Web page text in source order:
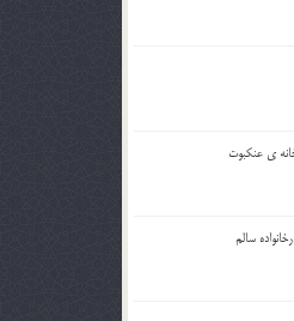
خانه ي عنکبوت
سالم